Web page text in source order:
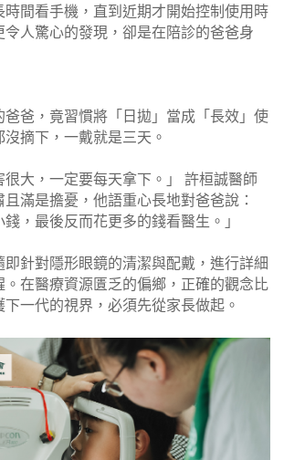
時間看手機，直到近期才開始控制使用時
令人驚心的發現，卻是在陪診的爸爸身
爸爸，竟習慣將「日拋」當成「長效」使
摘下，一戴就是三天。
很大，一定要每天拿下。」 許桓誠醫師
滿是擔憂，他語重心長地對爸爸說：
錢，最後反而花更多的錢看醫生。」
即針對隱形眼鏡的清潔與配戴，進行詳細
。在醫療資源匱乏的偏鄉，正確的觀念比
一代的視界，必須先從家長做起。